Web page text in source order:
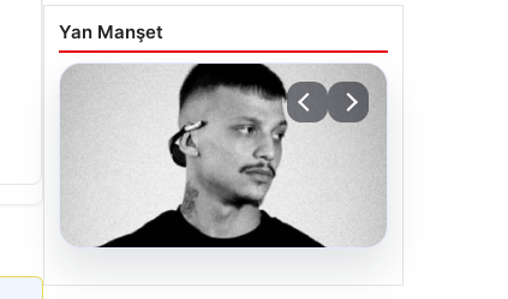
Yan Manşet
06.08.2026